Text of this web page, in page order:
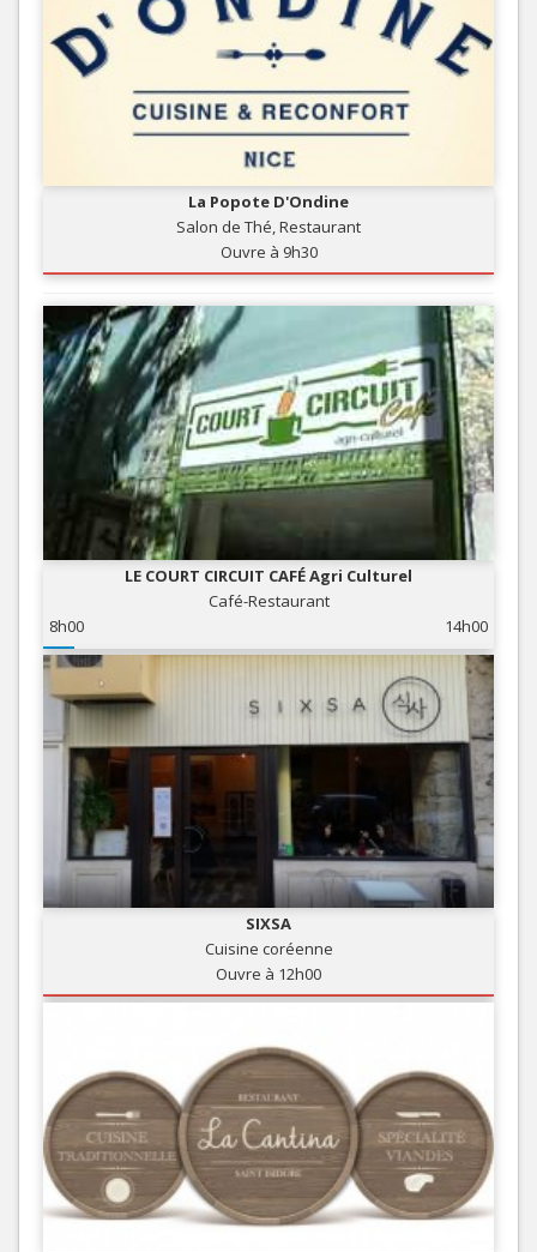
La Popote D'Ondine
Salon de Thé, Restaurant
Ouvre à 9h30
LE COURT CIRCUIT CAFÉ Agri Culturel
Café-Restaurant
8h00
14h00
SIXSA
Cuisine coréenne
Ouvre à 12h00